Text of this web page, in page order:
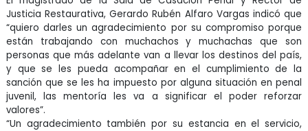
Justicia Restaurativa, Gerardo Rubén Alfaro Vargas indicó que
“quiero darles un agradecimiento por su compromiso porque
están trabajando con muchachos y muchachas que son
personas que más adelante van a llevar los destinos del país,
y que se les pueda acompañar en el cumplimiento de la
sanción que se les ha impuesto por alguna situación en penal
juvenil, las mentoría les va a significar el poder reforzar
valores”.
“Un agradecimiento también por su estancia en el servicio,